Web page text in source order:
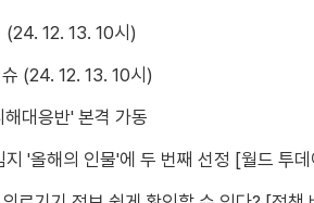
(24. 12. 13. 10시)
(24. 12. 13. 10시)
대응반' 본격 가동
지 '올해의 인물'에 두 번째 선정 [월드 투데